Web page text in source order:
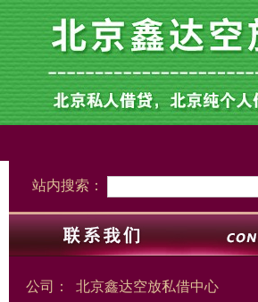
站内搜索：
公司：
北京鑫达空放私借中心